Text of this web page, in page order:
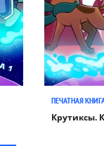
ПЕЧАТНАЯ
Крутиксы.